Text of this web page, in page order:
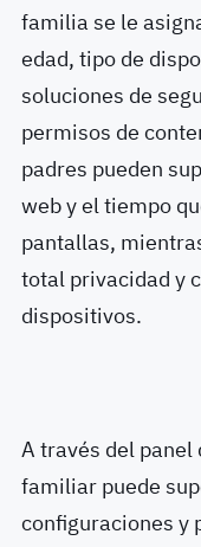
familia se le
edad, tipo de
soluciones de
permisos de
padres pueden
web y el tiempo
pantallas,
total privacidad y
dispositivos.
A través del
familiar puede
configuraciones y